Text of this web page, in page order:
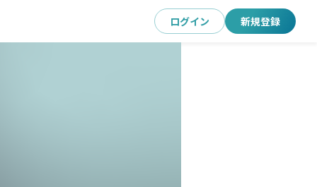
ログイン 新規登録